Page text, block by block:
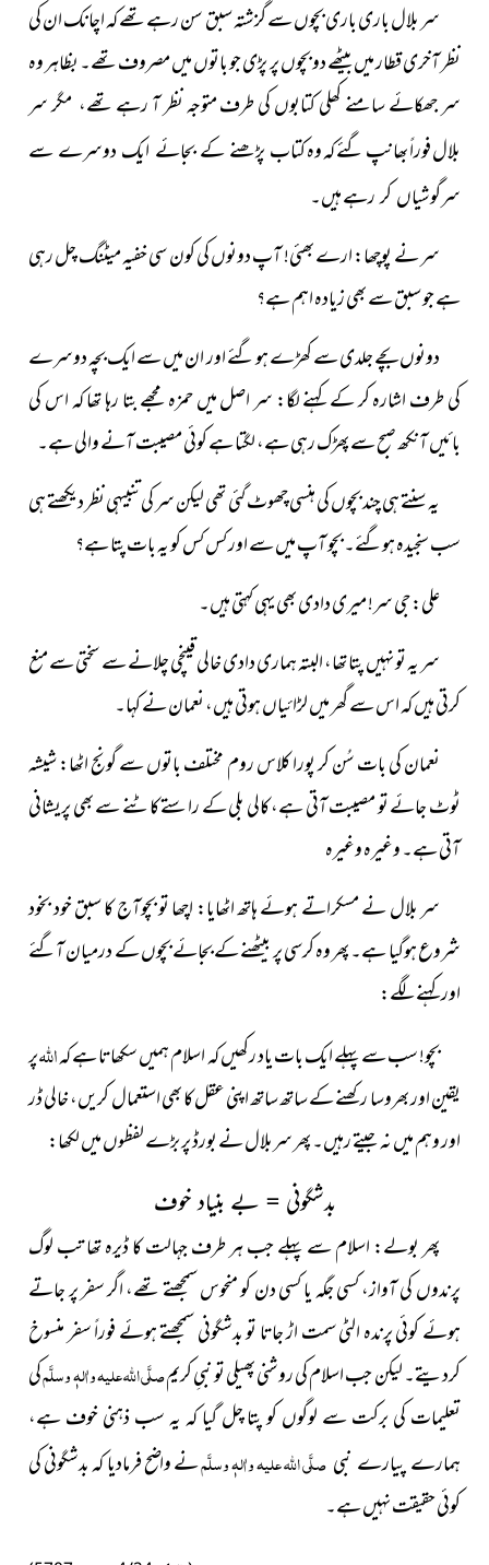
سر بلال باری باری بچوں سے گزشتہ سبق سن رہے تھے کہ اچانک ان کی
نظر آخری قطار میں بیٹھے دو بچوں پر پڑی جو باتوں میں مصروف تھے۔بظاہر وہ
سر جھکائے سامنے کھلی کتابوں کی طرف متوجہ نظر آ رہے تھے، مگر سر
بلال فوراً بھانپ گئے کہ وہکتاب پڑھنے کے بجائے ایک دوسرے سے
سرگوشیاں کر رہےہیں۔
سر نے پوچھا: ارے بھئی! آپ دونوں کی کون سی خفیہ میٹنگ چل رہی
ہے جو سبق سے بھی زیادہ اہم ہے؟
دونوں بچے جلدی سے کھڑے ہو گئے اور ان میں سے ایکبچہ دوسرے
کی طرف اشارہ کر کے کہنے لگا: سر اصل میں حمزہ مجھے بتا رہا تھا کہ اس کی
بائیں آنکھ صبح سے پھڑک رہی ہے، لگتا ہے کوئی مصیبت آنے والی ہے۔
یہ سنتے ہی چند بچوں کی ہنسی چھوٹ گئی تھی لیکن سر کی تنبیہی نظر دیکھتے ہی
سب سنجیدہ ہوگئے۔ بچو آپ میں سے اور کس کس کو یہ بات پتا ہے؟
علی: جی سر! میری دادی بھی یہی کہتی ہیں۔
سر یہ تو نہیں پتا تھا، البتہ ہماری دادی خالی قینچی چلانے سے سختی سے منع
کرتی ہیں کہ اس سے گھر میں لڑائیاں ہوتی ہیں، نعمان نے کہا۔
نعمان کی بات سُن کر پورا کلاس روم مختلف باتوں سے گونج اٹھا: شیشہ
ٹوٹ جائے تو مصیبت آتی ہے، کالی بلی کے راستے کاٹنے سے بھی پریشانی
آتی ہے۔ وغیرہ وغیرہ
سر بلال نے مسکراتے ہوئے ہاتھ اٹھایا: اچھا تو بچوآج کا سبق خود بخود
شروع ہوگیا ہے۔ پھر وہ کرسی پر بیٹھنے کے بجائے بچوں کے درمیان آگئے
اور کہنے لگے:
بچو! سب سے پہلے ایک بات یاد رکھیں کہ اسلام ہمیں سکھاتاہے کہاللہپر
یقین اور بھروسا رکھنے کے ساتھ ساتھ اپنی عقل کا بھی استعمال کریں، خالی ڈر
اور وہم میں نہ جیتے رہیں۔ پھر سربلال نے بورڈ پر بڑے لفظوں میں لکھا:
بدشگونی = بے بنیاد خوف
پھر بولے: اسلام سے پہلے جب ہر طرف جہالت کا ڈیرہ تھا تب لوگ
پرندوں کی آواز، کسی جگہ یا کسی دن کو منحوس سمجھتے تھے، اگر سفر پر جاتے
ہوئے کوئی پرندہ الٹی سمت اڑ جاتا تو بدشگونی سمجھتے ہوئے فوراً سفر منسوخ
کردیتے۔ لیکن جب اسلام کی روشنی پھیلی تو نبیِ کریمصلَّی اللہ علیہ واٰلہٖ وسلَّمکی
تعلیمات کی برکت سے لوگوں کو پتا چل گیا کہ یہ سب ذہنی خوف ہے،
ہمارے پیارے نبی صلَّی اللہ علیہ واٰلہٖ وسلَّمنے واضح فرمادیا کہ بدشگونیکی
کوئی حقیقت نہیں ہے۔